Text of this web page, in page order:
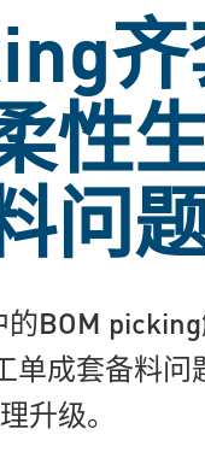
性
问
BOM
单成套备料问
升级。